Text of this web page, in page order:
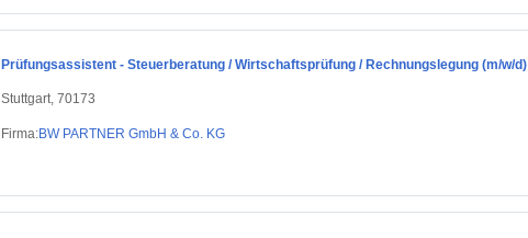
Prüfungsassistent - Steuerberatung / Wirtschaftsprüfung / Rechnungslegung (m/w/d)
Stuttgart, 70173
Firma:BW PARTNER GmbH & Co. KG